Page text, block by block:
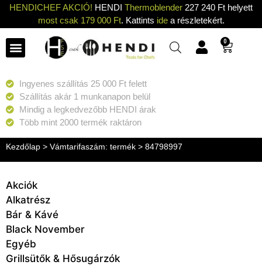
HENDICHEF AKCIÓ! HENDI Thermoblender 227 240 Ft helyett
most csak 179 000 Ft. Kattints idea részletekért.
0
Ingyenes szállítás 25 000 Ft felett
Szállítás akár 1 munkanapon belül
Mindig a legkedvezőbb HENDI árak
Több mint 2000 termék raktáron
Kezdőlap > Vámtarifaszám: termék > 84798997
Akciók
Alkatrész
Bár & Kávé
Black November
Egyéb
Grillsütők & Hősugárzók